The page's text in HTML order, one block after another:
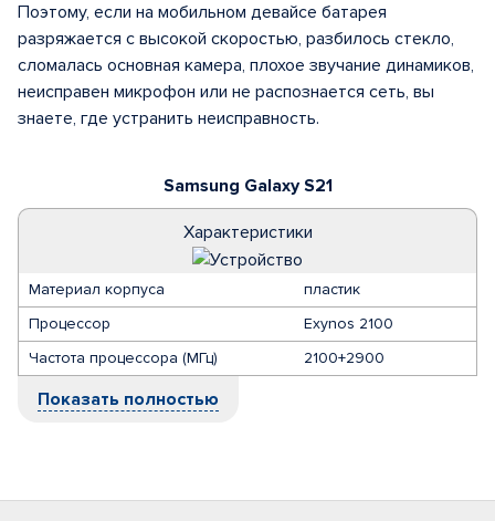
Samsung Galaxy S21
Характеристики
Материал корпуса
пластик
Процессор
Exynos 2100
Частота процессора (МГц)
2100+2900
Показать полностью
Поэтому, если на мобильном девайсе батарея
разряжается с высокой скоростью, разбилось стекло,
сломалась основная камера, плохое звучание динамиков,
неисправен микрофон или не распознается сеть, вы
знаете, где устранить неисправность.